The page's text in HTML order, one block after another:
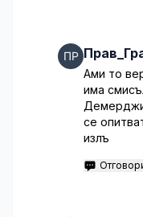
Ами то
има
се
излъ